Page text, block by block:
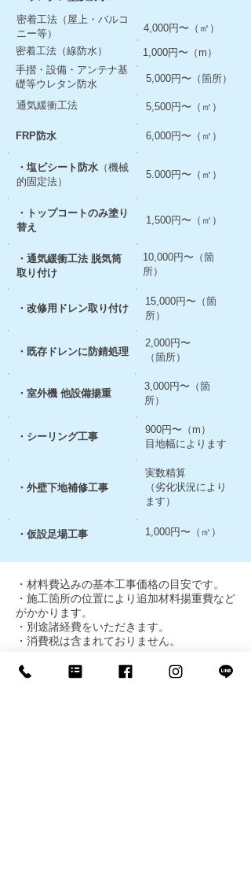
密着工法（屋上・バルコ
ニー等）
密着工法（線防水）
手摺・設備・アンテナ基
礎等ウレタン防水
通気緩衝工法
FRP防水
4,000円〜（㎡）
5,000円〜（箇所）
1,000円〜（m）
5,500円〜（㎡）
6,000円〜（㎡）
5.000円〜（㎡）
1,500円〜（㎡）
10,000円〜（箇
所）
15,000円〜（箇
所）
2,000円〜
（箇所）
3,000円〜（箇
所）
900円〜（m）
​目地幅によります
実数精算
（劣化状況により
ます）
1,000円〜（㎡）
・塩ビシート防水 （機械
的固定法）
・トップコートのみ塗り
替え
・通気緩衝工法 脱気筒
取り付け
・改修用ドレン取り付け
・既存ドレンに防錆処理
・室外機 他設備揚重
・シーリング工事
・外壁下地補修工事
・仮設足場工事
・材料費込みの基本工事価格の目安です。
・施工箇所の位置により追加材料揚重費など
がかかります。
・別途諸経費をいただきます。
・消費税は含まれておりません。